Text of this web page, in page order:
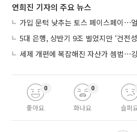
연희진 기자의 주요 뉴스
좋아요
0
화나요
0
슬퍼